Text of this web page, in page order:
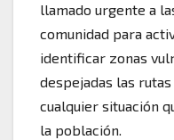
llamado urgente a
comunidad para
identificar zonas
despejadas las
cualquier situación
la población.